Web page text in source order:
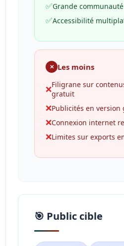
✅Grande
✅Accessibilité
✕ Les moins
❌Filigrane sur
gratuit
❌Publicités en version
❌Connexion internet
❌Limites sur exports
🎯 Public cible